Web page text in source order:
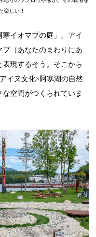
楽しい！
イオマプの庭」。アイ
プ（あなたのまわりにあ
現するそう。そこから
イヌ文化×阿寒湖の自然
空間がつくられていま